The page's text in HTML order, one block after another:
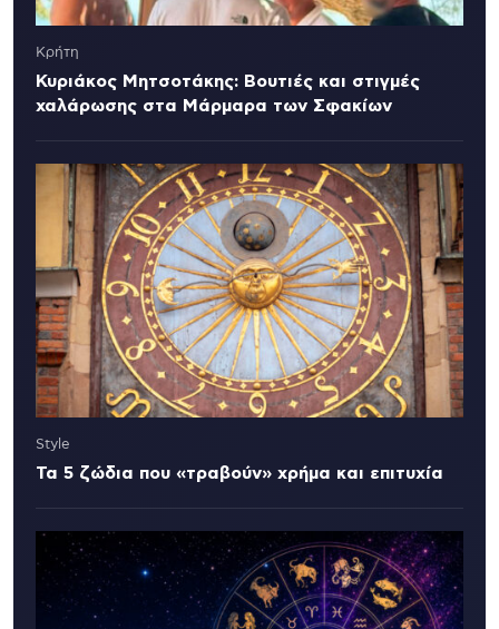
Κρήτη
Κυριάκος Μητσοτάκης: Βουτιές και στιγμές
χαλάρωσης στα Μάρμαρα των Σφακίων
Style
Τα 5 ζώδια που «τραβούν» χρήμα και επιτυχία